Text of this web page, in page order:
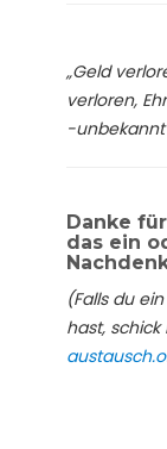
„Geld
verloren,
-unbekannt
Danke
das ein
(Falls du
hast,